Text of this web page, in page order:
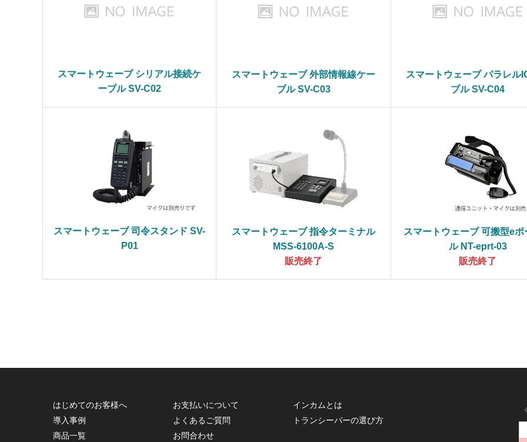
スマートウェーブ シリアル接続ケ
ーブル SV-C02
スマートウェーブ 外部情報線ケー
ブル SV-C03
スマートウェーブ パラレル
ブル SV-C04
スマートウェーブ 司令スタンド SV-
P01
スマートウェーブ 指令ターミナル
MSS-6100A-S
販売終了
スマートウェーブ 可搬型eポ
ル NT-eprt-03
販売終了
はじめてのお客様へ
導入事例
商品一覧
お支払いについて
よくあるご質問
お問合わせ
インカムとは
トランシーバーの選び方